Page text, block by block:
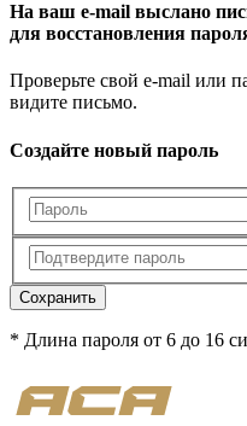
На ваш e-mail выслано
для восстановления
Проверьте свой e-mail или
видите письмо.
Создайте новый пароль
Сохранить
* Длина пароля от 6 до 16